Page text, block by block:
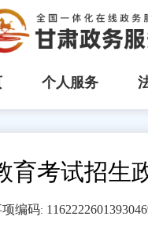
个人服务
育考试招生
项编码: